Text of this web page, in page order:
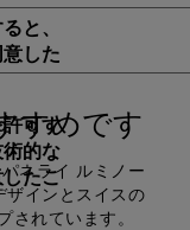
すめです
ネライ ルミノー
ザインとスイスの
れています。
と、
した
可す
的な
たこ